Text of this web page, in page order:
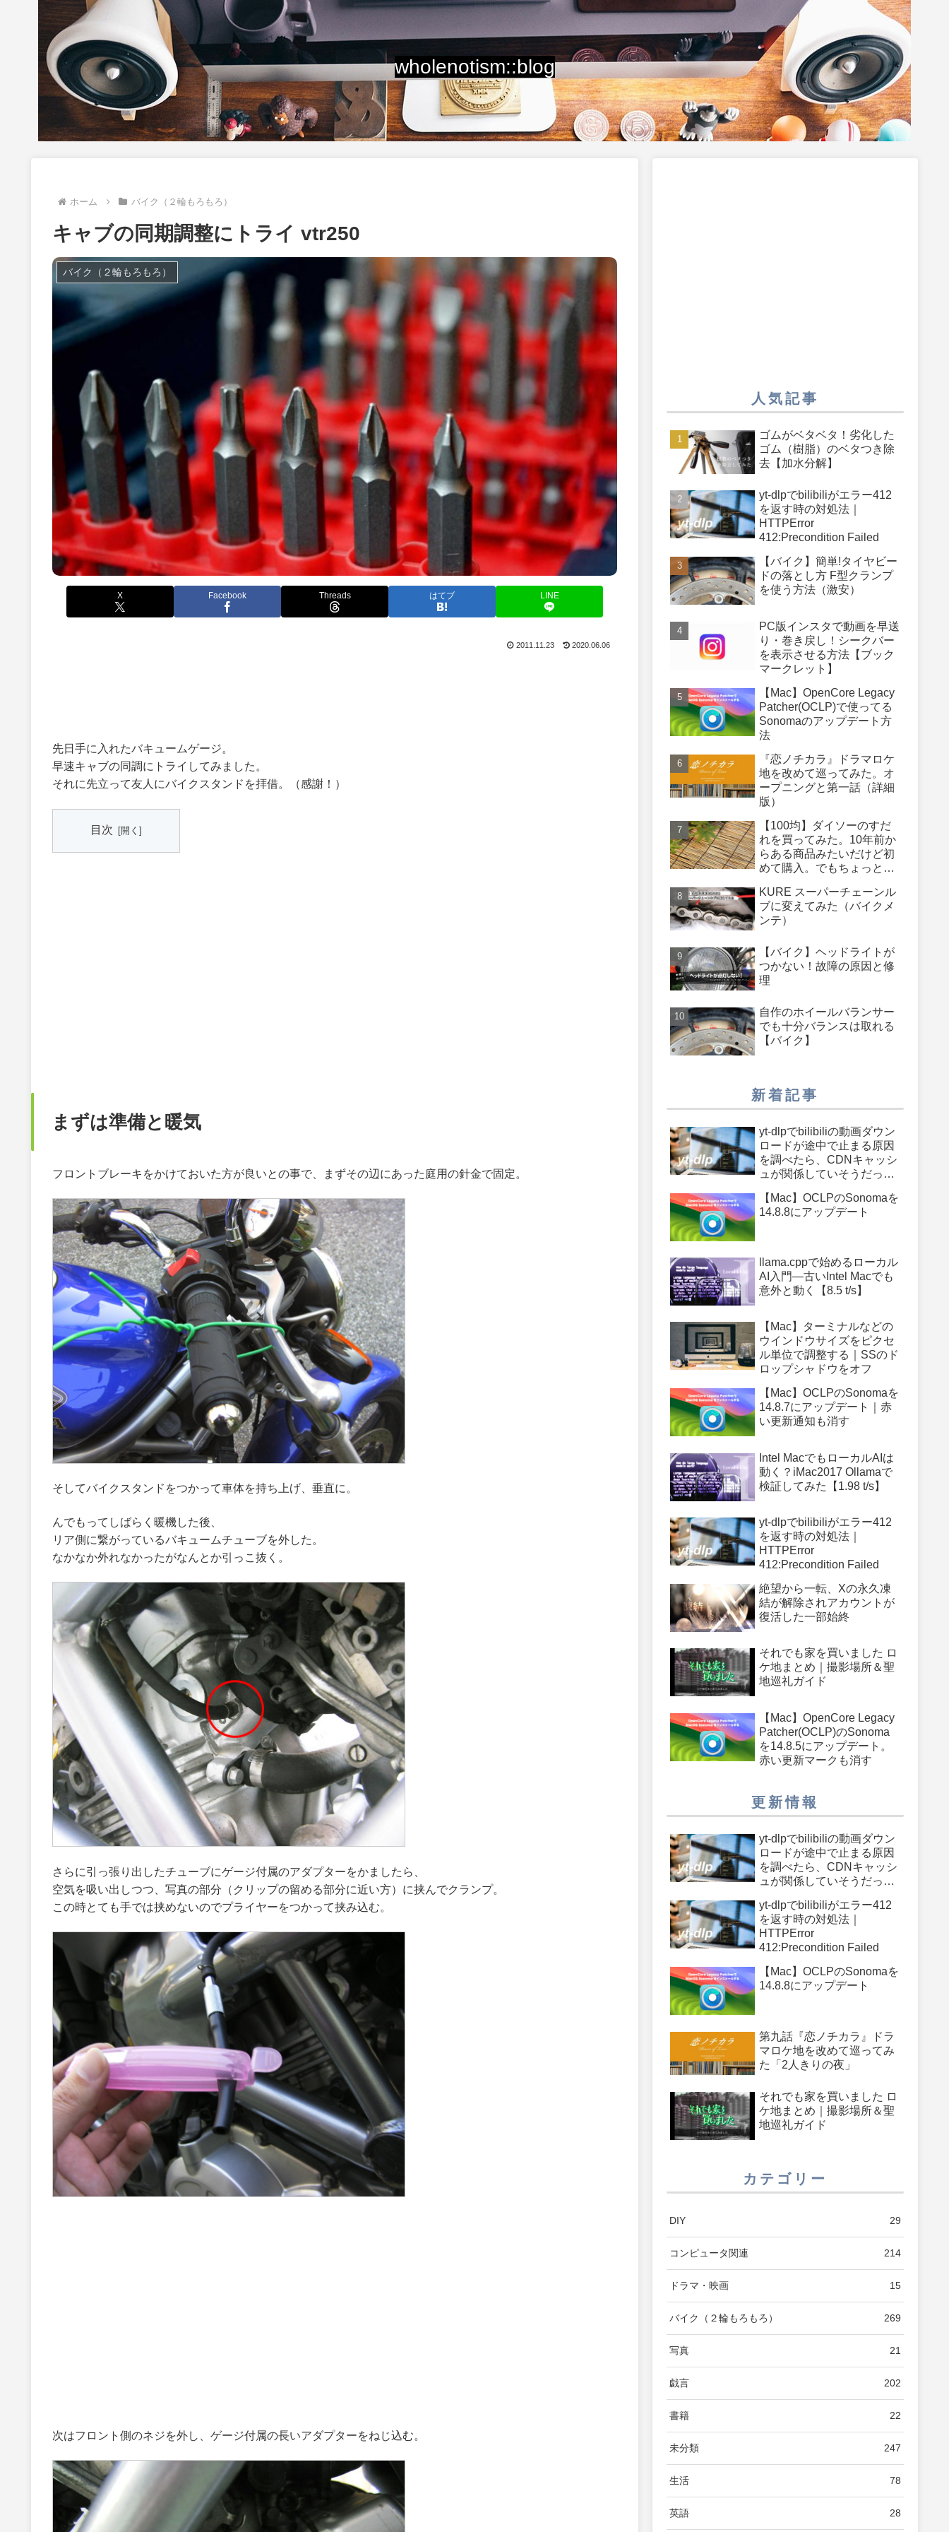
wholenotism::blog
ホーム バイク（２輪もろもろ）
キャブの同期調整にトライ vtr250
バイク（２輪もろもろ）
X Facebook Threads はてブ LINE
2011.11.23 2020.06.06
先日手に入れたバキュームゲージ。
早速キャブの同調にトライしてみました。
それに先立って友人にバイクスタンドを拝借。（感謝！）
目次
まずは準備と暖気
フロントブレーキをかけておいた方が良いとの事で、まずその辺にあった庭用の針金で固定。
そしてバイクスタンドをつかって車体を持ち上げ、垂直に。
んでもってしばらく暖機した後、
リア側に繋がっているバキュームチューブを外した。
なかなか外れなかったがなんとか引っこ抜く。
さらに引っ張り出したチューブにゲージ付属のアダプターをかましたら、
空気を吸い出しつつ、写真の部分（クリップの留める部分に近い方）に挟んでクランプ。
この時とても手では挟めないのでプライヤーをつかって挟み込む。
次はフロント側のネジを外し、ゲージ付属の長いアダプターをねじ込む。
人気記事
ゴムがベタベタ！劣化した
ゴム（樹脂）のベタつき除
去【加水分解】
yt-dlpでbilibiliがエラー412
を返す時の対処法｜
HTTPError
412:Precondition Failed
【バイク】簡単!タイヤビー
ドの落とし方 F型クランプ
を使う方法（激安）
PC版インスタで動画を早送
り・巻き戻し！シークバー
を表示させる方法【ブック
マークレット】
【Mac】OpenCore Legacy
Patcher(OCLP)で使ってる
Sonomaのアップデート方
法
『恋ノチカラ』ドラマロケ
地を改めて巡ってみた。オ
ープニングと第一話（詳細
版）
【100均】ダイソーのすだ
れを買ってみた。10年前か
らある商品みたいだけど初
めて購入。でもちょっと長
う少し長いのがあったらよ
かったのに
KURE スーパーチェーンル
ブに変えてみた（バイクメ
ンテ）
【バイク】ヘッドライトが
つかない！故障の原因と修
理
自作のホイールバランサー
でも十分バランスは取れる
【バイク】
新着記事
yt-dlpでbilibiliの動画ダウン
ロードが途中で止まる原因
を調べたら、CDNキャッシ
ュが関係していそうだった
【Mac】OCLPのSonomaを
14.8.8にアップデート
llama.cppで始めるローカル
AI入門—古いIntel Macでも
意外と動く【8.5 t/s】
【Mac】ターミナルなどの
ウインドウサイズをピクセ
ル単位で調整する｜SSのド
ロップシャドウをオフ
【Mac】OCLPのSonomaを
14.8.7にアップデート｜赤
い更新通知も消す
Intel MacでもローカルAIは
動く？iMac2017 Ollamaで
検証してみた【1.98 t/s】
yt-dlpでbilibiliがエラー412
を返す時の対処法｜
HTTPError
412:Precondition Failed
絶望から一転、Xの永久凍
結が解除されアカウントが
復活した一部始終
それでも家を買いました ロ
ケ地まとめ｜撮影場所＆聖
地巡礼ガイド
【Mac】OpenCore Legacy
Patcher(OCLP)のSonoma
を14.8.5にアップデート。
赤い更新マークも消す
更新情報
yt-dlpでbilibiliの動画ダウン
ロードが途中で止まる原因
を調べたら、CDNキャッシ
ュが関係していそうだった
yt-dlpでbilibiliがエラー412
を返す時の対処法｜
HTTPError
412:Precondition Failed
【Mac】OCLPのSonomaを
14.8.8にアップデート
第九話『恋ノチカラ』ドラ
マロケ地を改めて巡ってみ
た「2人きりの夜」
それでも家を買いました ロ
ケ地まとめ｜撮影場所＆聖
地巡礼ガイド
カテゴリー
DIY 29
コンピュータ関連 214
ドラマ・映画 15
バイク（２輪もろもろ） 269
写真 21
戯言 202
書籍 22
未分類 247
生活 78
英語 28